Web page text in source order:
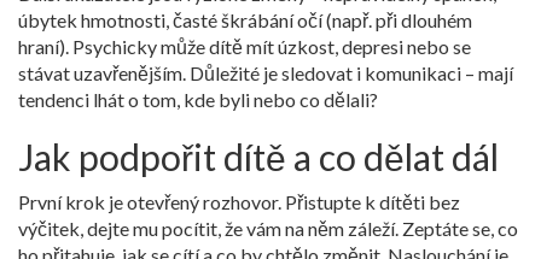
úbytek hmotnosti, časté škrábání očí (např. při dlouhém
hraní). Psychicky může dítě mít úzkost, depresi nebo se
stávat uzavřenějším. Důležité je sledovat i komunikaci – mají
tendenci lhát o tom, kde byli nebo co dělali?
Jak podpořit dítě a co dělat dál
První krok je otevřený rozhovor. Přistupte k dítěti bez
výčitek, dejte mu pocítit, že vám na něm záleží. Zeptáte se, co